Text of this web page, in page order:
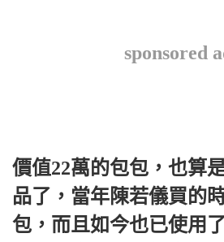
sponsored
價值22萬的包包，也算
品了，當年陳若儀買的
包，而且如今也已使用